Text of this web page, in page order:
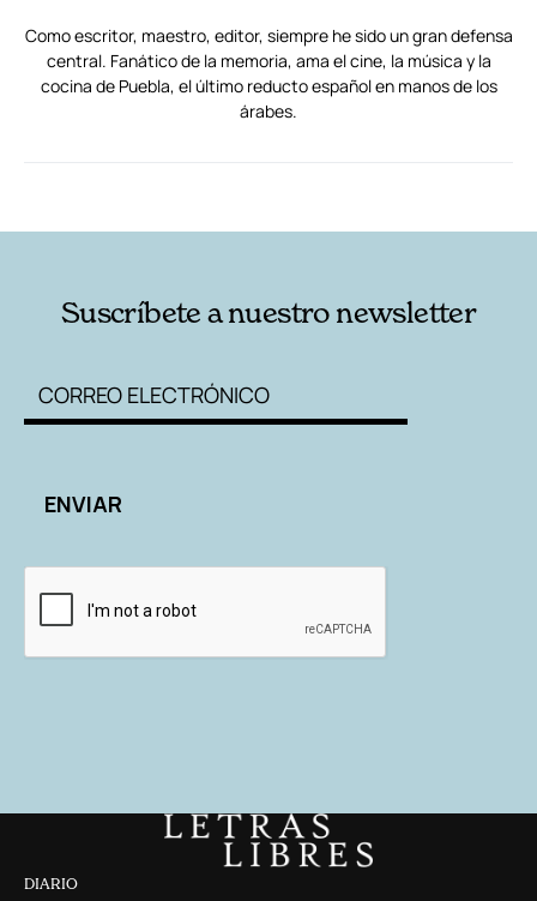
Como escritor, maestro, editor, siempre he sido un gran defensa
central. Fanático de la memoria, ama el cine, la música y la
cocina de Puebla, el último reducto español en manos de los
árabes.
Suscríbete a nuestro newsletter
DIARIO